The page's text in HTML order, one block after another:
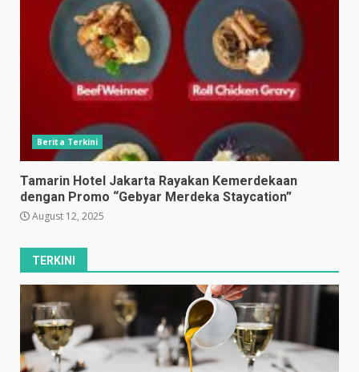
Berita Terkini
Tamarin Hotel Jakarta Rayakan Kemerdekaan
dengan Promo “Gebyar Merdeka Staycation”
August 12, 2025
TERKINI